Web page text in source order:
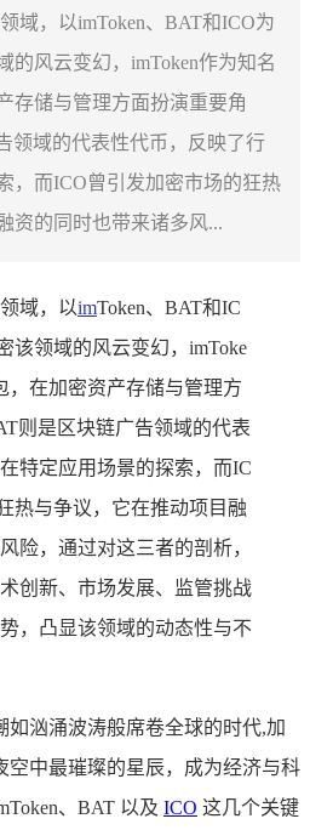
域，以imToken、BAT和ICO为
的风云变幻，imToken作为知名
存储与管理方面扮演重要角
领域的代表性代币，反映了行
，而ICO曾引发加密市场的狂热
资的同时也带来诸多风...
域，以imToken、BAT和IC
该领域的风云变幻，imToke
，在加密资产存储与管理方
则是区块链广告领域的代表
特定应用场景的探索，而IC
热与争议，它在推动项目融
险，通过对这三者的剖析，
创新、市场发展、监管挑战
，凸显该领域的动态性与不
如汹涌波涛般席卷全球的时代,加
空中最璀璨的星辰，成为经济与科
、BAT 以及 ICO 这几个关键